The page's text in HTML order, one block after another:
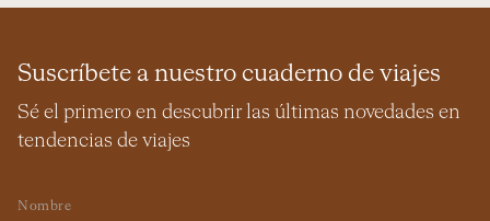
Suscríbete a nuestro cuaderno de viajes
Sé el primero en descubrir las últimas novedades en
tendencias de viajes